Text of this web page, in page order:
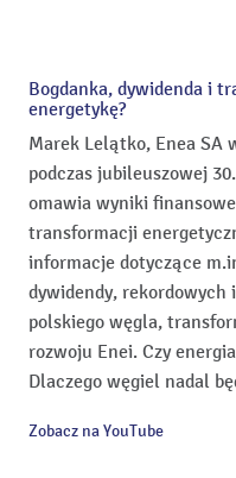
Bogdanka, dywidenda i
energetykę?
Marek Lelątko, Enea SA
podczas jubileuszowej
omawia wyniki
transformacji
informacje dotyczące
dywidendy, rekordowych
polskiego węgla,
rozwoju Enei. Czy
Dlaczego węgiel nadal
zainwestować aż 9
Zobacz na YouTube